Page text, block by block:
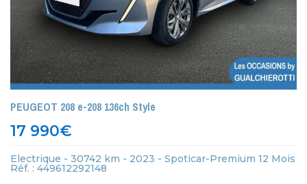
PEUGEOT 208 e-208 136ch Style
17 990€
Electrique - 30742 km - 2023 - Spoticar-Premium 12 Mois
Réf. : 449612292148